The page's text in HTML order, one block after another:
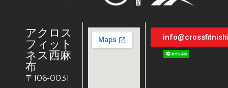
アクロス
フィット
ネス西麻
布
〒106-0031